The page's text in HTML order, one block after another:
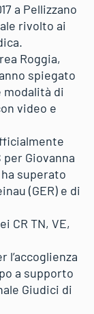
a Pellizzano
rivolto ai
Roggia,
spiegato
di
video e
Giovanna
superato
(GER) e di
CR TN, VE,
l’accoglienza
a supporto
Giudici di